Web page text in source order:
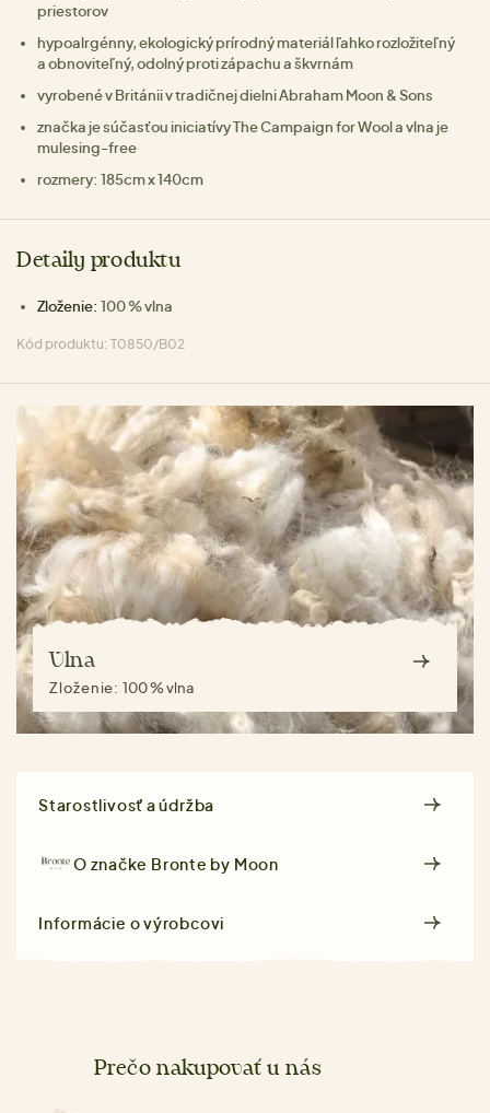
priestorov
hypoalrgénny, ekologický prírodný materiál ľahko rozložiteľný
a obnoviteľný, odolný proti zápachu a škvrnám
vyrobené v Británii v tradičnej dielni Abraham Moon & Sons
značka je súčasťou iniciatívy The Campaign for Wool a vlna je
mulesing-free
rozmery: 185cm x 140cm
Detaily produktu
Zloženie: 100 % vlna
Kód produktu: T0850/B02
Vlna
Zloženie: 100 % vlna
Starostlivosť a údržba
O značke Bronte by Moon
Informácie o výrobcovi
Prečo nakupovať u nás